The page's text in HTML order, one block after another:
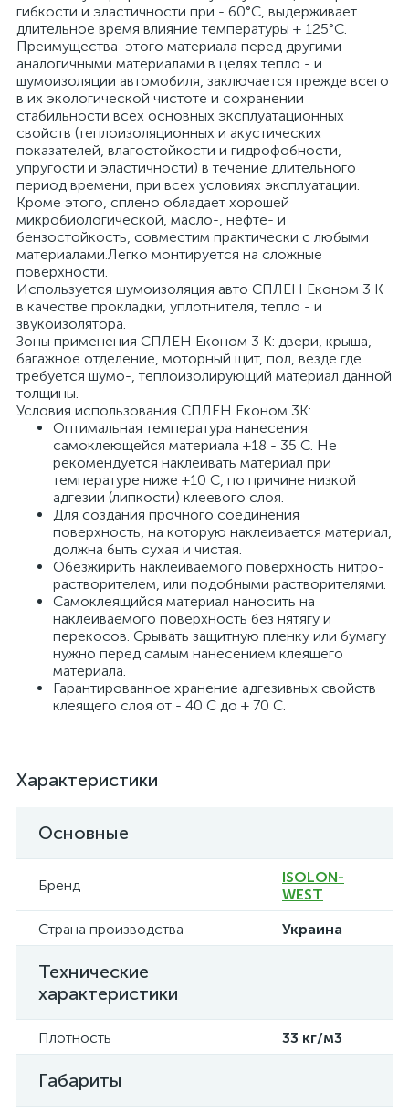
гибкости и эластичности при - 60°C, выдерживает
длительное время влияние температуры + 125°C.
Преимущества этого материала перед другими
аналогичными материалами в целях тепло - и
шумоизоляции автомобиля, заключается прежде всего
в их экологической чистоте и сохранении
стабильности всех основных эксплуатационных
свойств (теплоизоляционных и акустических
показателей, влагостойкости и гидрофобности,
упругости и эластичности) в течение длительного
период времени, при всех условиях эксплуатации.
Кроме этого, сплено обладает хорошей
микробиологической, масло-, нефте- и
бензостойкость, совместим практически с любыми
материалами.Легко монтируется на сложные
поверхности.
Используется шумоизоляция авто СПЛЕН Економ 3 К
в качестве прокладки, уплотнителя, тепло - и
звукоизолятора.
Зоны применения СПЛЕН Економ 3 К: двери, крыша,
багажное отделение, моторный щит, пол, везде где
требуется шумо-, теплоизолирующий материал данной
толщины.
Условия использования СПЛЕН Економ 3К:
Оптимальная температура нанесения
самоклеющейся материала +18 - 35 С. Не
рекомендуется наклеивать материал при
температуре ниже +10 С, по причине низкой
адгезии (липкости) клеевого слоя.
Для создания прочного соединения
поверхность, на которую наклеивается материал,
должна быть сухая и чистая.
Обезжирить наклеиваемого поверхность нитро-
растворителем, или подобными растворителями.
Самоклеящийся материал наносить на
наклеиваемого поверхность без нятягу и
перекосов. Срывать защитную пленку или бумагу
нужно перед самым нанесением клеящего
материала.
Гарантированное хранение адгезивных свойств
клеящего слоя от - 40 С до + 70 С.
Характеристики
Основные
Бренд
ISOLON-
WEST
Страна производства
Украина
Технические
характеристики
Плотность 33 кг/м3
Габариты